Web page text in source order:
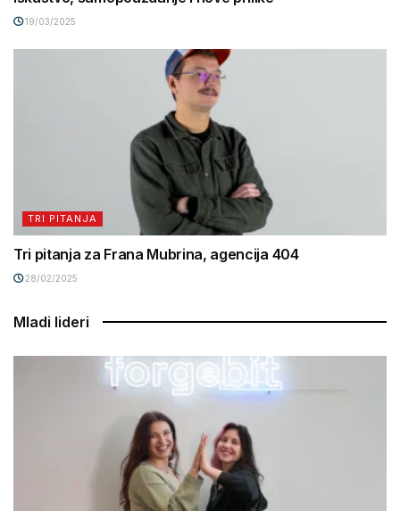
19/03/2025
TRI PITANJA
Tri pitanja za Frana Mubrina, agencija 404
28/02/2025
Mladi lideri